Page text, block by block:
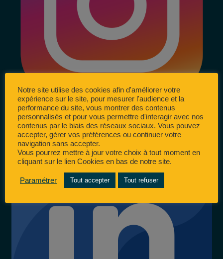
Notre site utilise des cookies afin d'améliorer votre
expérience sur le site, pour mesurer l'audience et la
performance du site, vous montrer des contenus
personnalisés et pour vous permettre d'interagir avec nos
contenus par le biais des réseaux sociaux. Vous pouvez
accepter, gérer vos préférences ou continuer votre
navigation sans accepter.
Vous pourrez mettre à jour votre choix à tout moment en
cliquant sur le lien Cookies en bas de notre site.
Paramétrer Tout accepter Tout refuser